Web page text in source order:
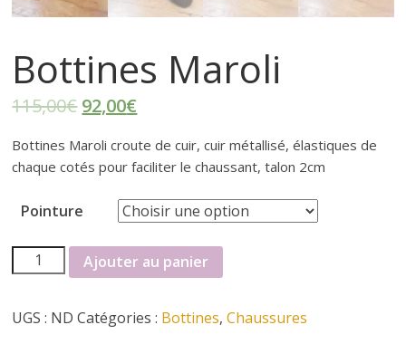
t
e
r
f
é
m
Bottines Maroli
115,00€ 92,00€
Bottines Maroli croute de cuir, cuir métallisé, élastiques de
chaque cotés pour faciliter le chaussant, talon 2cm
Pointure
quantité
de
Maroli
Ajouter au panier
UGS : ND Catégories : Bottines,Chaussures